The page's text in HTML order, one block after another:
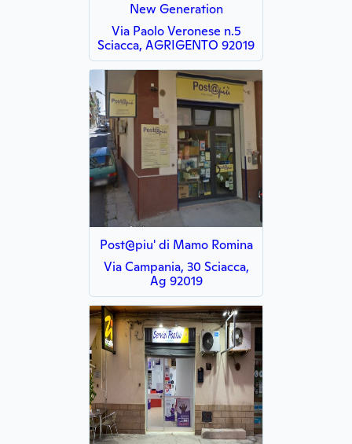
New Generation
Via Paolo Veronese n.5
Sciacca, AGRIGENTO 92019
Post@piu' di Mamo Romina
Via Campania, 30 Sciacca,
Ag 92019